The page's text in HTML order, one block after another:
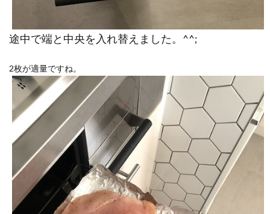
途中で端と中央を入れ替えました。^^;
2枚が適量ですね。